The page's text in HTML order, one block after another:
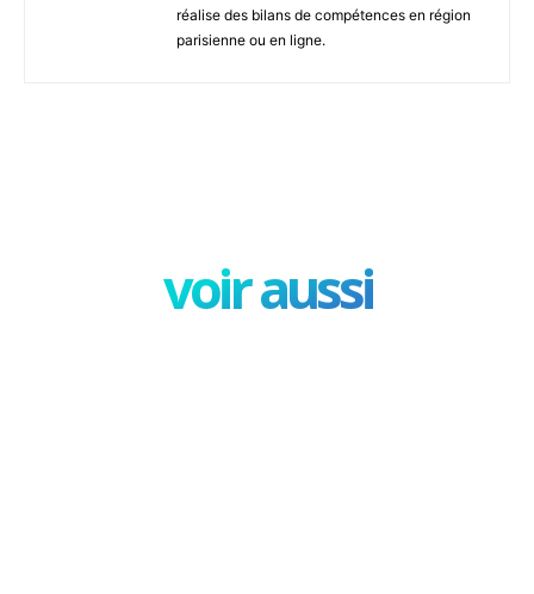
réalise des bilans de compétences en région
parisienne ou en ligne.
voir aussi